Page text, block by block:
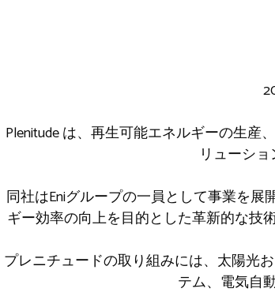
Plenitude は、再生可能エネルギーの生
リューシ
同社はEniグループの一員として事業を
ギー効率の向上を目的とした革新的な技
プレニチュードの取り組みには、太陽光
テム、電気自